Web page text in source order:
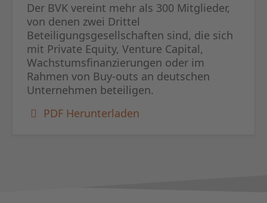
Der BVK vereint mehr als 300 Mitglieder,
von denen zwei Drittel
Beteiligungsgesellschaften sind, die sich
mit Private Equity, Venture Capital,
Wachstumsfinanzierungen oder im
Rahmen von Buy-outs an deutschen
Unternehmen beteiligen.
PDF Herunterladen